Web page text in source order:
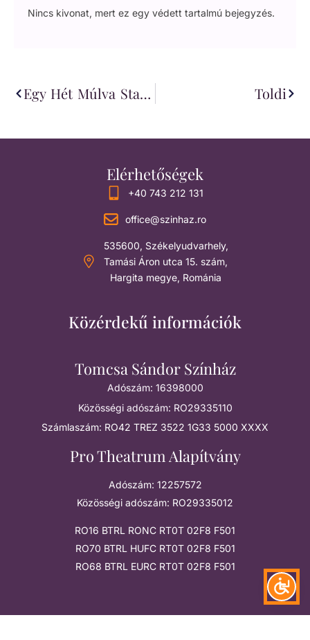
Nincs kivonat, mert ez egy védett tartalmú bejegyzés.
Egy Hét Múlva Startol A III. MAFESZT Toldi
Elérhetőségek
+40 743 212 131
office@szinhaz.ro
535600, Székelyudvarhely,
Tamási Áron utca 15. szám,
Hargita megye, Románia
Közérdekű információk
Tomcsa Sándor Színház
Adószám: 16398000
Közösségi adószám: RO29335110
Számlaszám: RO42 TREZ 3522 1G33 5000 XXXX
Pro Theatrum Alapítvány
Adószám: 12257572
Közösségi adószám: RO29335012
RO16 BTRL RONC RT0T 02F8 F501
RO70 BTRL HUFC RT0T 02F8 F501
RO68 BTRL EURC RT0T 02F8 F501